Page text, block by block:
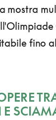
mostra
fino
E